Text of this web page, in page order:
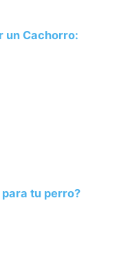
un Cachorro:
tu perro?